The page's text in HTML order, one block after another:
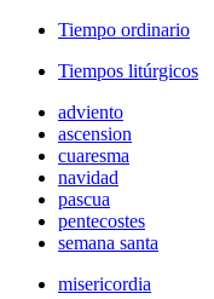
Tiempo ordinario
Tiempos litúrgicos
adviento
ascension
cuaresma
navidad
pascua
pentecostes
semana santa
misericordia